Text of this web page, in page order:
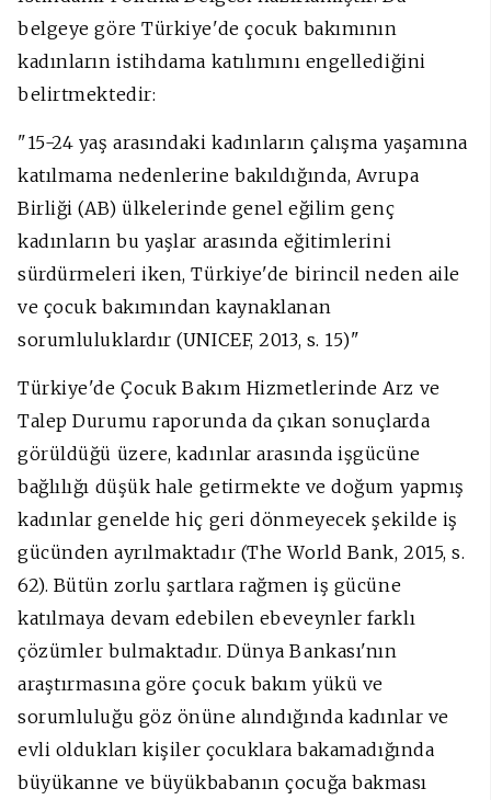
belgeye göre Türkiye'de çocuk bakımının
kadınların istihdama katılımını engellediğini
belirtmektedir:
"15-24 yaş arasındaki kadınların çalışma yaşamına
katılmama nedenlerine bakıldığında, Avrupa
Birliği (AB) ülkelerinde genel eğilim genç
kadınların bu yaşlar arasında eğitimlerini
sürdürmeleri iken, Türkiye'de birincil neden aile
ve çocuk bakımından kaynaklanan
sorumluluklardır (UNICEF, 2013, s. 15)"
Türkiye'de Çocuk Bakım Hizmetlerinde Arz ve
Talep Durumu raporunda da çıkan sonuçlarda
görüldüğü üzere, kadınlar arasında işgücüne
bağlılığı düşük hale getirmekte ve doğum yapmış
kadınlar genelde hiç geri dönmeyecek şekilde iş
gücünden ayrılmaktadır (The World Bank, 2015, s.
62). Bütün zorlu şartlara rağmen iş gücüne
katılmaya devam edebilen ebeveynler farklı
çözümler bulmaktadır. Dünya Bankası'nın
araştırmasına göre çocuk bakım yükü ve
sorumluluğu göz önüne alındığında kadınlar ve
evli oldukları kişiler çocuklara bakamadığında
büyükanne ve büyükbabanın çocuğa bakması